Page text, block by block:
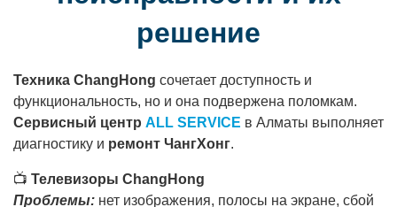
решение
Техника ChangHong сочетает доступность и
функциональность, но и она подвержена поломкам.
Сервисный центр ALL SERVICE в Алматы выполняет
диагностику и ремонт ЧангХонг.
📺 Телевизоры ChangHong
Проблемы: нет изображения, полосы на экране, сбой